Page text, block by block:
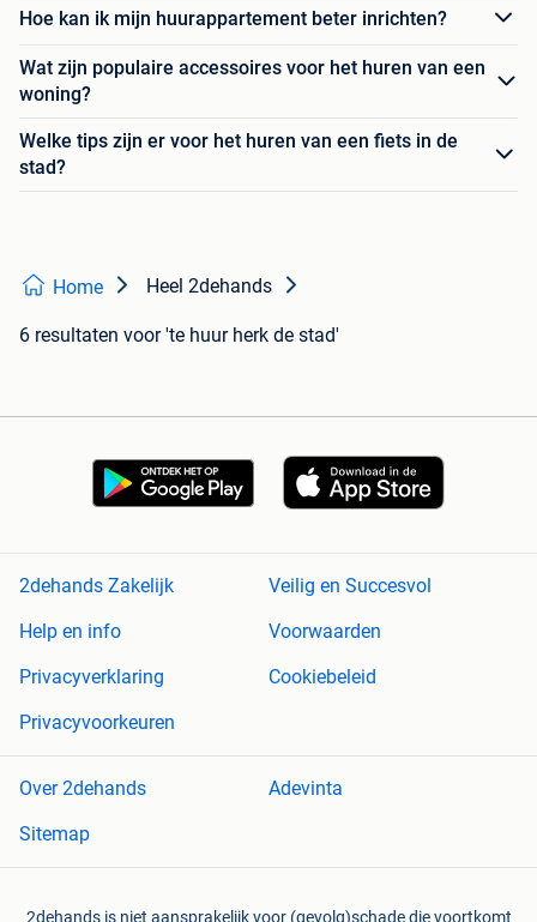
Hoe kan ik mijn huurappartement beter inrichten?
Wat zijn populaire accessoires voor het huren van een
woning?
Welke tips zijn er voor het huren van een fiets in de
stad?
Home Heel 2dehands
6 resultaten voor 'te huur herk de stad'
2dehands Zakelijk
Veilig en Succesvol
Help en info
Voorwaarden
Privacyverklaring
Cookiebeleid
Privacyvoorkeuren
Over 2dehands
Adevinta
Sitemap
2dehands is niet aansprakelijk voor (gevolg)schade die voortkomt